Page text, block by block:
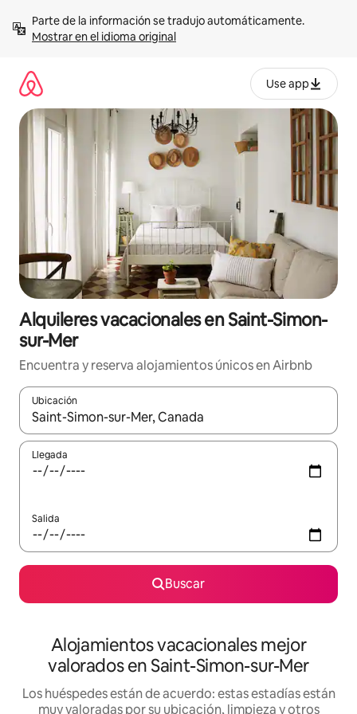
contenidoMostrar en el idioma original
Use app
Alquileres vacacionales en Saint-Simon-
sur-Mer
Encuentra y reserva alojamientos únicos en Airbnb
Ubicación
Cuando los resultados estén disponibles, navega con las
Llegada
Salida
Buscar
Alojamientos vacacionales mejor
valorados en Saint-Simon-sur-Mer
Los huéspedes están de acuerdo: estas estadías están
muy valoradas por su ubicación, limpieza y otros